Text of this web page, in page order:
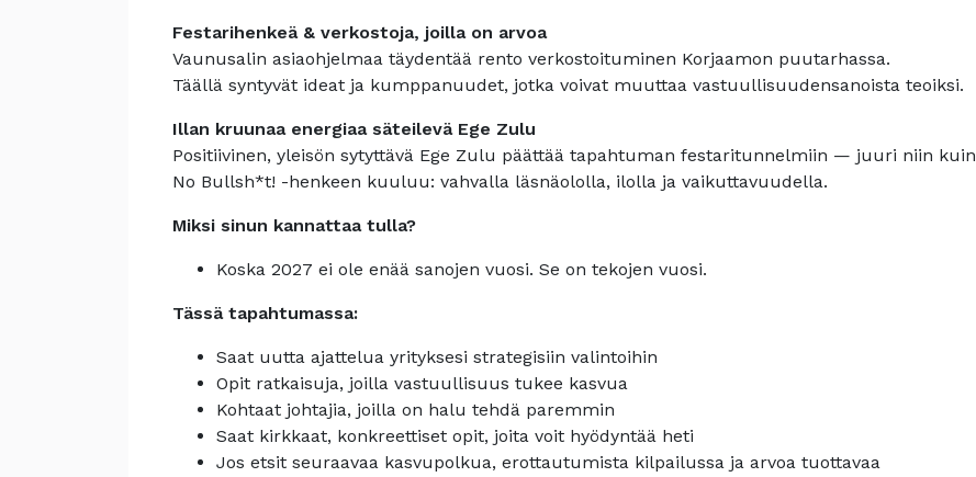
Festarihenkeä & verkostoja, joilla on arvoa
Vaunusalin asiaohjelmaa täydentää rento verkostoituminen Korjaamon puutarhassa.
Täällä syntyvät ideat ja kumppanuudet, jotka voivat muuttaa vastuullisuudensanoista teoiksi.
Illan kruunaa energiaa säteilevä Ege Zulu
Positiivinen, yleisön sytyttävä Ege Zulu päättää tapahtuman festaritunnelmiin — juuri niin kuin
No Bullsh*t! -henkeen kuuluu: vahvalla läsnäololla, ilolla ja vaikuttavuudella.
Miksi sinun kannattaa tulla?
Koska 2027 ei ole enää sanojen vuosi. Se on tekojen vuosi.
Tässä tapahtumassa:
Saat uutta ajattelua yrityksesi strategisiin valintoihin
Opit ratkaisuja, joilla vastuullisuus tukee kasvua
Kohtaat johtajia, joilla on halu tehdä paremmin
Saat kirkkaat, konkreettiset opit, joita voit hyödyntää heti
Jos etsit seuraavaa kasvupolkua, erottautumista kilpailussa ja arvoa tuottavaa